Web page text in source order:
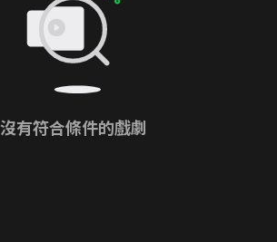
沒有符合條件的戲劇